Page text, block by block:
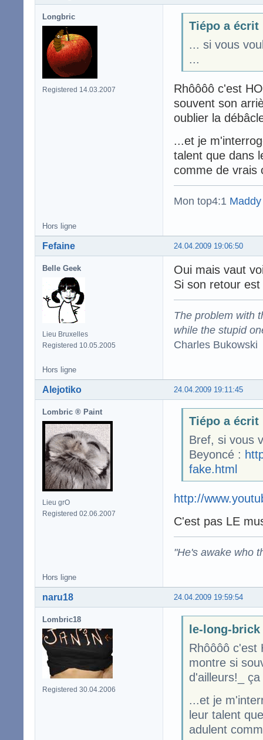
Longbric
Registered 14.03.2007
Tiépo a écrit
... si vous
...
Rhôôôô c'est
souvent son
oublier la
...et je
talent que dans
comme de vrais
Mon top4:1
Hors ligne
24.04.2009 19:06:50
Fefaine
Belle Geek
Lieu Bruxelles
Registered 10.05.2005
Oui mais vaut
Si son retour
The problem with
while the stupid
Charles Bukowski
Hors ligne
24.04.2009 19:11:45
Alejotiko
Lombric ® Paint
Lieu grO
Registered 02.06.2007
Tiépo a écrit
Bref, si vous
Beyoncé :
fake.html
http://
C'est pas LE
"He's awake who
Hors ligne
24.04.2009 19:59:54
naru18
Lombric18
Registered 30.04.2006
le-long-brick
Rhôôôô c'est
montre si
d'ailleurs!_
...et je
leur talent
adulent